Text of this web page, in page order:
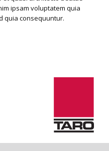
ipsam voluptatem quia
quia consequuntur.